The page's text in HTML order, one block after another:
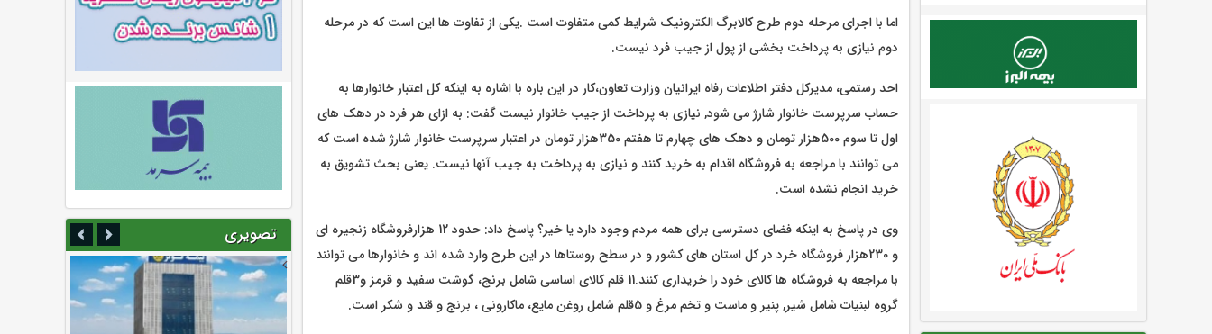
اما با اجرای مرحله دوم طرح کالابرگ الکترونیک شرایط کمی متفاوت است .یکی از تفاوت ها این است که در مرحله
دوم نیازی به پرداخت بخشی از پول از جیب فرد نیست.
احد رستمی، مدیرکل دفتر اطلاعات رفاه ایرانیان وزارت تعاون،کار در این باره با اشاره به اینکه کل اعتبار خانوارها به
حساب سرپرست خانوار شارژ می شود, نیازی به پرداخت از جیب خانوار نیست گفت: به ازای هر فرد در دهک های
اول تا سوم 500هزار تومان و دهک های چهارم تا هفتم 350هزار تومان در اعتبار سرپرست خانوار شارژ شده است که
می توانند با مراجعه به فروشگاه اقدام به خرید کنند و نیازی به پرداخت به جیب آنها نیست. یعنی بحث تشویق به
خرید انجام نشده است.
وی در پاسخ به اینکه فضای دسترسی برای همه مردم وجود دارد یا خیر؟ پاسخ داد: حدود 12 هزارفروشگاه زنجیره ای
و 230هزار فروشگاه خرد در کل استان های کشور و در سطح روستاها در این طرح وارد شده اند و خانوارها می توانند
با مراجعه به فروشگاه ها کالای خود را خریداری کنند.11 قلم کالای اساسی شامل برنج، گوشت سفید و قرمز و3قلم
گروه لبنیات شامل شیر, پنیر و ماست و تخم مرغ و 5قلم شامل روغن مایع، ماکارونی ، برنج و قند و شکر است.
تصویری